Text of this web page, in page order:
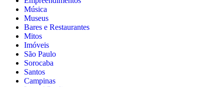
Música
Museus
Bares e Restaurantes
Mitos
Imóveis
São Paulo
Sorocaba
Santos
Campinas